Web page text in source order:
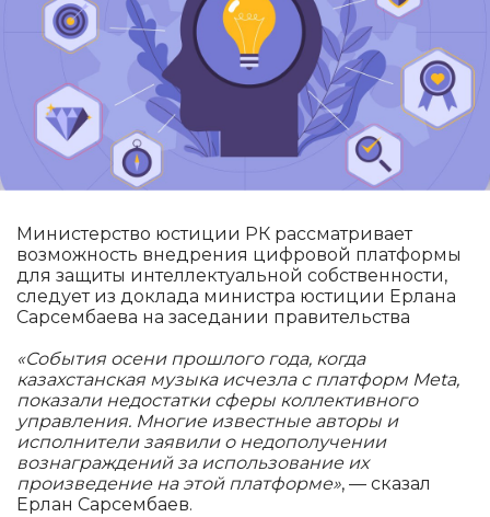
Министерство юстиции РК рассматривает
возможность внедрения цифровой платформы
для защиты интеллектуальной собственности,
следует из доклада министра юстиции Ерлана
Сарсембаева на заседании правительства
«События осени прошлого года, когда
казахстанская музыка исчезла с платформ Meta,
показали недостатки сферы коллективного
управления. Многие известные авторы и
исполнители заявили о недополучении
вознаграждений за использование их
произведение на этой платформе», — сказал
Ерлан Сарсембаев.